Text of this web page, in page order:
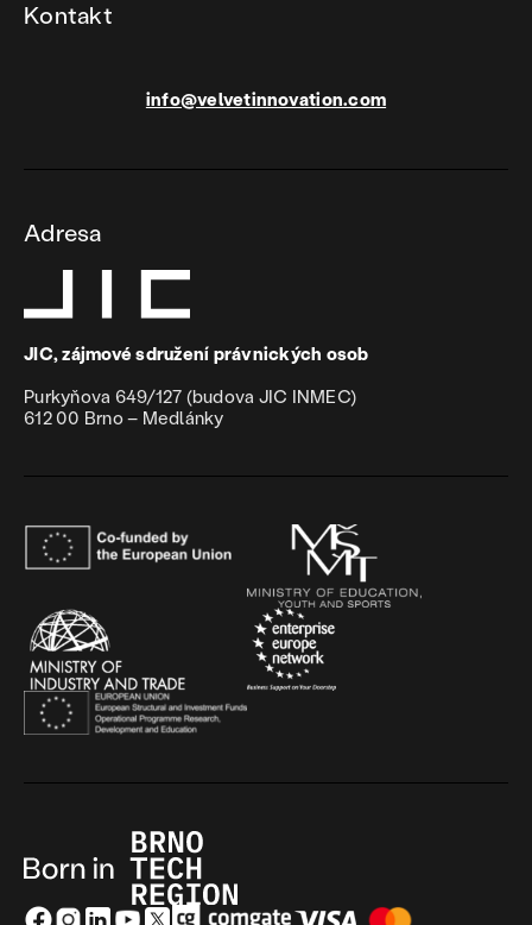
Kontakt
info@velvetinnovation.com
Adresa
JIC, zájmové sdružení právnických osob
Purkyňova 649/127 (budova JIC INMEC)
612 00 Brno – Medlánky